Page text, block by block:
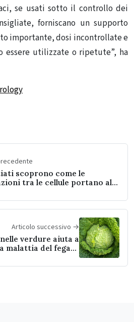
se usati sotto il controllo dei
forniscano un supporto
importante, dosi incontrollate e
essere utilizzate o ripetute”, ha
scoprono come le
portano alla
Articolo successivo →
verdure aiuta a
malattia del fegato